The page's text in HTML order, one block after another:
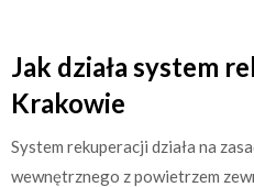
Jak działa system
Krakowie
System rekuperacji działa na
wewnętrznego z powietrzem